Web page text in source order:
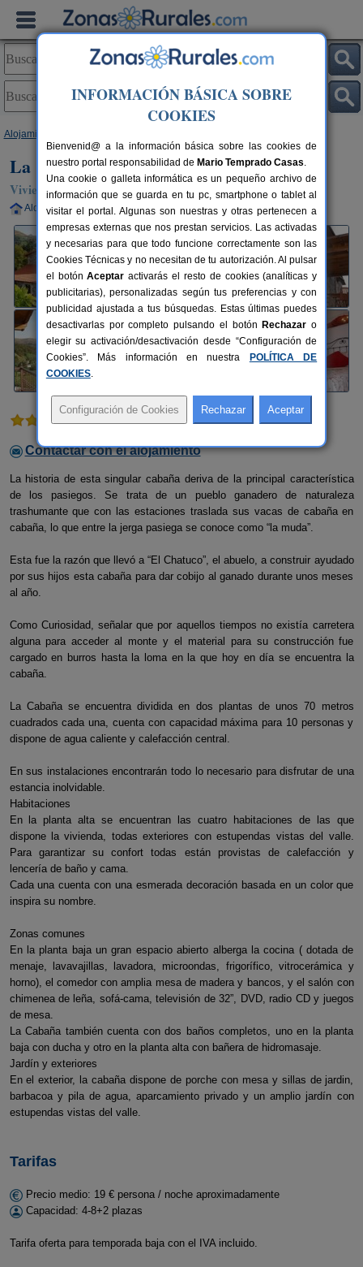
Alojamientos
La Cabaña del Abuelo de Selaya
Vivienda turística en Selaya (Cantabria)
Alquiler completo 4-8+2 plazas 30 km de Santander
3 comentarios
Contactar con el alojamiento
La historia de esta singular cabaña deriva de la principal característica
de los pasiegos. Se trata de un pueblo ganadero de naturaleza
trashumante que con las estaciones traslada sus vacas de cabaña en
cabaña, lo que entre la jerga pasiega se conoce como “la muda”.
Esta fue la razón que llevó a “El Chatuco”, el abuelo, a construir ayudado
por sus hijos esta cabaña para dar cobijo al ganado durante unos meses
al año.
Como Curiosidad, señalar que por aquellos tiempos no existía carretera
alguna para acceder al monte y el material para su construcción fue
cargado en burros hasta la loma en la que hoy en día se encuentra la
cabaña.
La Cabaña se encuentra dividida en dos plantas de unos 70 metros
cuadrados cada una, cuenta con capacidad máxima para 10 personas y
dispone de agua caliente y calefacción central.
En sus instalaciones encontrarán todo lo necesario para disfrutar de una
estancia inolvidable.
Habitaciones
En la planta alta se encuentran las cuatro habitaciones de las que
dispone la vivienda, todas exteriores con estupendas vistas del valle.
Para garantizar su confort todas están provistas de calefacción y
lencería de baño y cama.
Cada una cuenta con una esmerada decoración basada en un color que
inspira su nombre.
Zonas comunes
En la planta baja un gran espacio abierto alberga la cocina ( dotada de
menaje, lavavajillas, lavadora, microondas, frigorífico, vitrocerámica y
horno), el comedor con amplia mesa de madera y bancos, y el salón con
chimenea de leña, sofá-cama, televisión de 32”, DVD, radio CD y juegos
de mesa.
La Cabaña también cuenta con dos baños completos, uno en la planta
baja con ducha y otro en la planta alta con bañera de hidromasaje.
Jardín y exteriores
En el exterior, la cabaña dispone de porche con mesa y sillas de jardin,
barbacoa y pila de agua, aparcamiento privado y un amplio jardín con
estupendas vistas del valle.
Tarifas
Precio medio: 19 € persona / noche aproximadamente
Capacidad: 4-8+2 plazas
Tarifa oferta para temporada baja con el IVA incluido.
INFORMACIÓN BÁSICA SOBRE
COOKIES
Bienvenid@ a la información básica sobre las cookies de
nuestro portal responsabilidad de Mario Temprado Casas.
Una cookie o galleta informática es un pequeño archivo de
información que se guarda en tu pc, smartphone o tablet al
visitar el portal. Algunas son nuestras y otras pertenecen a
empresas externas que nos prestan servicios. Las activadas
y necesarias para que todo funcione correctamente son las
Cookies Técnicas y no necesitan de tu autorización. Al pulsar
el botónAceptar activarás el resto de cookies (analíticas y
publicitarias), personalizadas según tus preferencias y con
publicidad ajustada a tus búsquedas. Estas últimas puedes
desactivarlas por completo pulsando el botón Rechazar o
elegir su activación/desactivación desde “Configuración de
Cookies”. Más información en nuestra
POLÍTICA DE
COOKIES.